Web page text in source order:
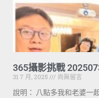
365攝影挑戰
31 7 月, 2025
尚無留言
說明： 八點多我和老婆一